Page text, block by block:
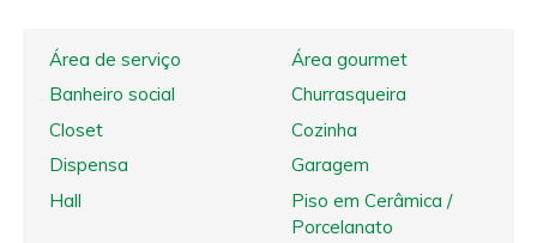
Área de serviço
Área gourmet
Banheiro social
Churrasqueira
Closet
Cozinha
Dispensa
Garagem
Hall
Piso em Cerâmica /
Porcelanato